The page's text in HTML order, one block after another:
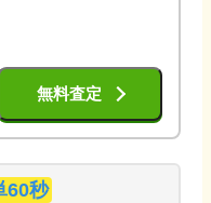
無料査定
60秒